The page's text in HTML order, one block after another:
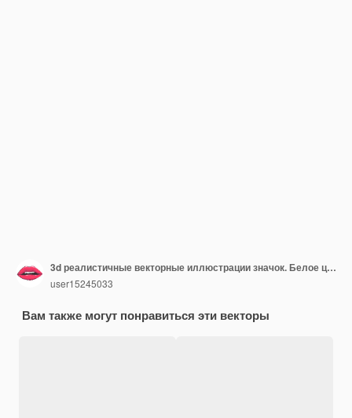
3d реалистичные векторные иллюстрации значок. Белое цельное органическое куриное яйцо. Изолированные на белом фоне
user15245033
Вам также могут понравиться эти векторы